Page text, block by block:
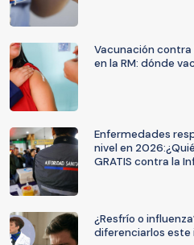
Vacunación
en la RM: dónde
Enfermedades
nivel en
GRATIS contra la
¿Resfrío o
diferenciarlos este